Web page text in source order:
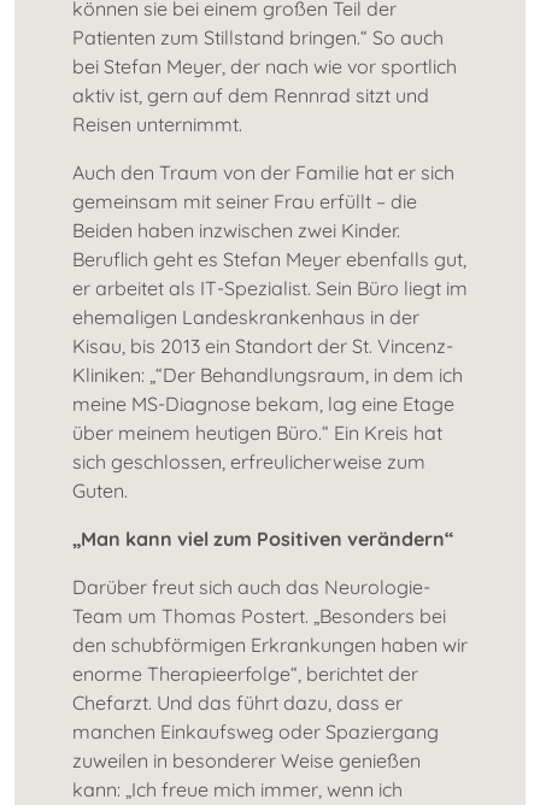
können sie bei einem großen Teil der
Patienten zum Stillstand bringen.“ So auch
bei Stefan Meyer, der nach wie vor sportlich
aktiv ist, gern auf dem Rennrad sitzt und
Reisen unternimmt.
Auch den Traum von der Familie hat er sich
gemeinsam mit seiner Frau erfüllt – die
Beiden haben inzwischen zwei Kinder.
Beruflich geht es Stefan Meyer ebenfalls gut,
er arbeitet als IT-Spezialist. Sein Büro liegt im
ehemaligen Landeskrankenhaus in der
Kisau, bis 2013 ein Standort der St. Vincenz-
Kliniken: „“Der Behandlungsraum, in dem ich
meine MS-Diagnose bekam, lag eine Etage
über meinem heutigen Büro.“ Ein Kreis hat
sich geschlossen, erfreulicherweise zum
Guten.
„Man kann viel zum Positiven verändern“
Darüber freut sich auch das Neurologie-
Team um Thomas Postert. „Besonders bei
den schubförmigen Erkrankungen haben wir
enorme Therapieerfolge“, berichtet der
Chefarzt. Und das führt dazu, dass er
manchen Einkaufsweg oder Spaziergang
zuweilen in besonderer Weise genießen
kann: „Ich freue mich immer, wenn ich